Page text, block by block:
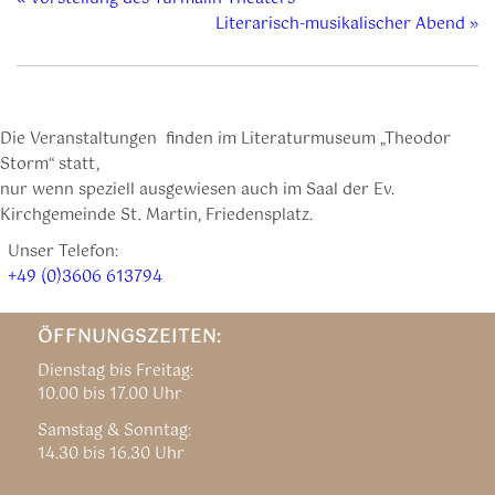
Literarisch-musikalischer Abend »
Die Veranstaltungen finden im Literaturmuseum „Theodor
Storm“ statt,
nur wenn speziell ausgewiesen auch im Saal der Ev.
Kirchgemeinde St. Martin, Friedensplatz.
Unser Telefon:
+49 (0)3606 613794
ÖFFNUNGSZEITEN:
Dienstag bis Freitag:
10.00 bis 17.00 Uhr
Samstag & Sonntag:
14.30 bis 16.30 Uhr